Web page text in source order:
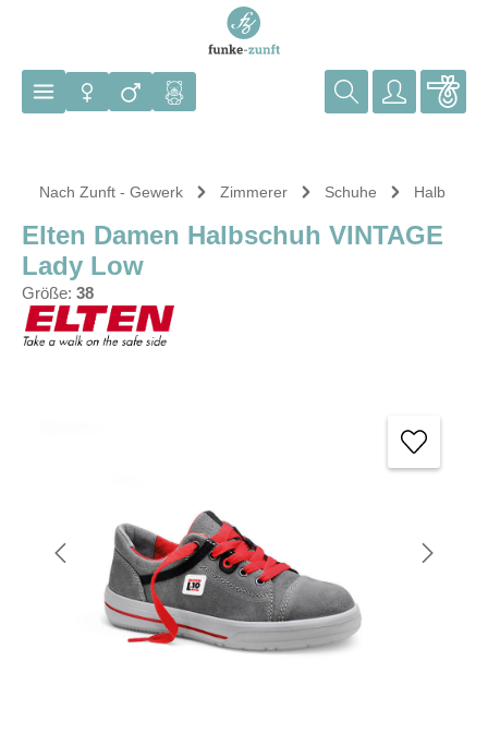
Nach Zunft - Gewerk Zimmerer Schuhe Halb
Elten Damen Halbschuh VINTAGE
Lady Low
Größe: 38